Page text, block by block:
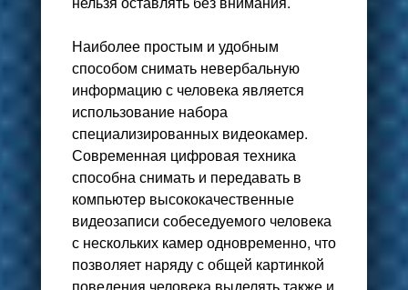
Наиболее простым и удобным
способом снимать невербальную
информацию с человека является
использование набора
специализированных видеокамер.
Современная цифровая техника
способна снимать и передавать в
компьютер высококачественные
видеозаписи собеседуемого человека
с нескольких камер одновременно, что
позволяет наряду с общей картинкой